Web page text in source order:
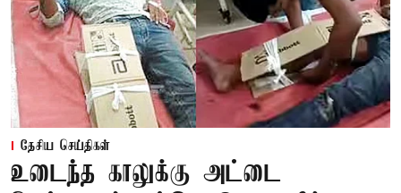
தேசிய செய்திகள்
உடைந்த காலுக்கு அட்டை